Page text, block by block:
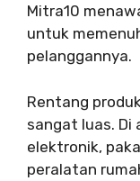
Mitra10
untuk
pelanggannya.
Rentang
sangat luas. Di
elektronik,
peralatan